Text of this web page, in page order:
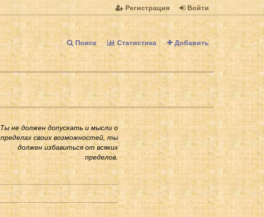
Регистрация Войти
Поиск Статистика Добавить
Ты не должен допускать и мысли о
пределах своих возможностей, ты
должен избавиться от всяких
пределов.